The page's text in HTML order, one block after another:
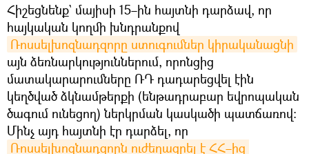
Հիշեցնենք` մայիսի 15–ին հայտնի դարձավ, որ
հայկական կողմի խնդրանքով
Ռոսսելխոզնադզորը ստուգումներ կիրականացնի
այն ձեռնարկություններում, որոնցից
մատակարարումները ՌԴ դադարեցվել էին
կեղծված ձկնամթերքի (ենթադրաբար եվրոպական
ծագում ունեցող) ներկրման կասկածի պատճառով:
Մինչ այդ հայտնի էր դարձել, որ
Ռոսսելխոզնադզորն ուժեղացրել է ՀՀ–ից